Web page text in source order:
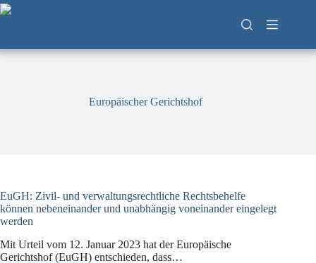
Zum
Inhalt
Europäischer Gerichtshof
EuGH: Zivil- und verwaltungsrechtliche Rechtsbehelfe
können nebeneinander und unabhängig voneinander eingelegt
werden
Mit Urteil vom 12. Januar 2023 hat der Europäische
Gerichtshof (EuGH) entschieden, dass…